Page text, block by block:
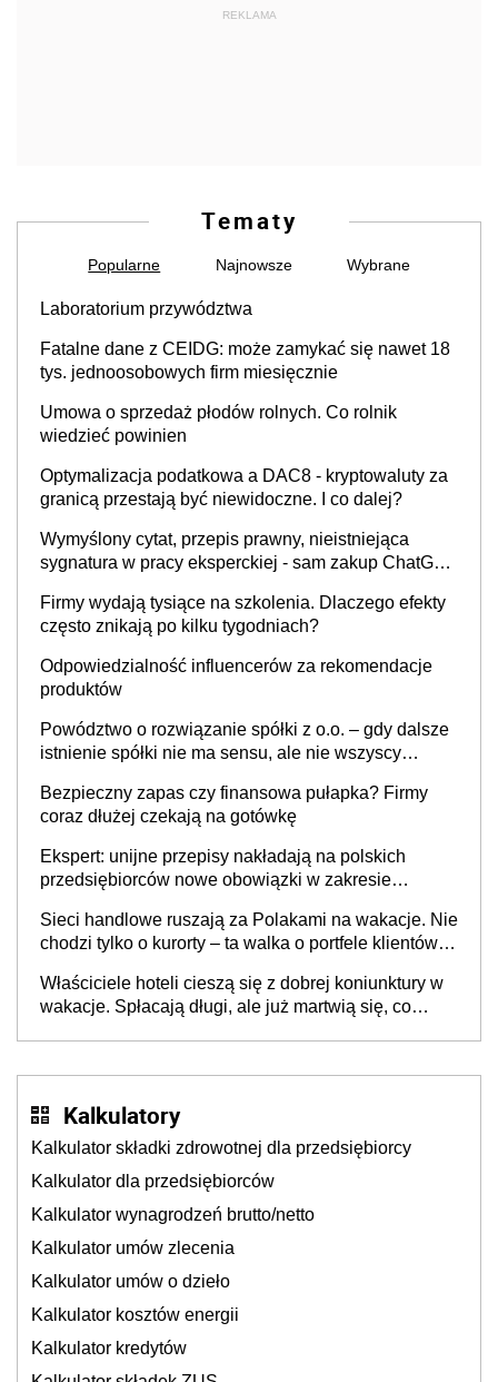
REKLAMA
Tematy
Popularne Najnowsze Wybrane
Laboratorium przywództwa
Fatalne dane z CEIDG: może zamykać się nawet 18
tys. jednoosobowych firm miesięcznie
Umowa o sprzedaż płodów rolnych. Co rolnik
wiedzieć powinien
Optymalizacja podatkowa a DAC8 - kryptowaluty za
granicą przestają być niewidoczne. I co dalej?
Wymyślony cytat, przepis prawny, nieistniejąca
sygnatura w pracy eksperckiej - sam zakup ChatGPT
Firmy wydają tysiące na szkolenia. Dlaczego efekty
często znikają po kilku tygodniach?
Odpowiedzialność influencerów za rekomendacje
produktów
Powództwo o rozwiązanie spółki z o.o. – gdy dalsze
istnienie spółki nie ma sensu, ale nie wszyscy
Bezpieczny zapas czy finansowa pułapka? Firmy
coraz dłużej czekają na gotówkę
Ekspert: unijne przepisy nakładają na polskich
przedsiębiorców nowe obowiązki w zakresie
Sieci handlowe ruszają za Polakami na wakacje. Nie
chodzi tylko o kurorty – ta walka o portfele klientów
cichu
Właściciele hoteli cieszą się z dobrej koniunktury w
wakacje. Spłacają długi, ale już martwią się, co
Kalkulatory
Kalkulator składki zdrowotnej dla przedsiębiorcy
Kalkulator dla przedsiębiorców
Kalkulator wynagrodzeń brutto/netto
Kalkulator umów zlecenia
Kalkulator umów o dzieło
Kalkulator kosztów energii
Kalkulator kredytów